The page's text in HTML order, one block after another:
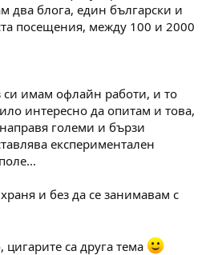
два блога, един български и
посещения, между 100 и 2000
си имам офлайн работи, и то
интересно да опитам и това,
големи и бързи
експериментален
и без да се занимавам с
са друга тема